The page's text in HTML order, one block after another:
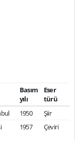
Basım
yılı
Eser
türü
1950
Şiir
1957 Çeviri